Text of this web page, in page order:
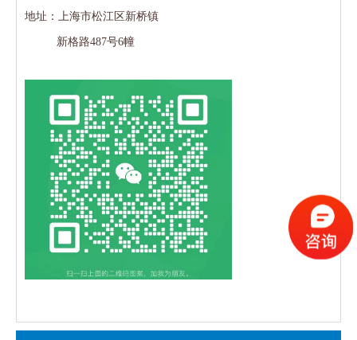
地址：上海市松江区新桥镇
新格路487号6幢